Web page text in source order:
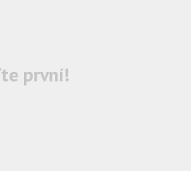
první!